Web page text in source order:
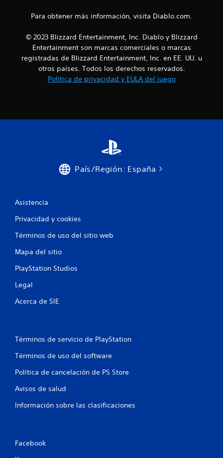
Para obtener más información, visita Diablo.com.
© 2023 Blizzard Entertainment, Inc. Diablo y Blizzard
Entertainment son marcas comerciales o marcas
registradas de Blizzard Entertainment, Inc. en EE. UU. u
otros países. Todos los derechos reservados.
Política de privacidad y EULA del juego
País/Región: España
Asistencia
Privacidad y cookies
Términos de uso del sitio web
Mapa del sitio
PlayStation Studios
Legal
Acerca de SIE
Términos de servicio de PlayStation
Términos de uso del software
Política de cancelación de PS Store
Avisos de salud
Información sobre las clasificaciones
Facebook